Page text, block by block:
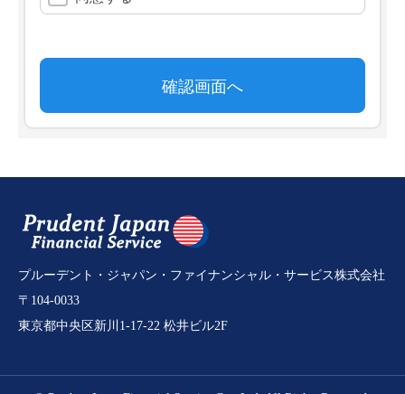
プルーデント・ジャパン・ファイナンシャル・サービス株式会社
〒104-0033
東京都中央区新川1-17-22 松井ビル2F